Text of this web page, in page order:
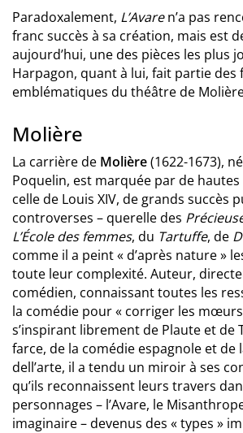
Paradoxalement, L’Avaren’a pas
franc succès à sa création, mais est
aujourd’hui, une des pièces les plus
Harpagon, quant à lui, fait partie des
emblématiques du théâtre de
Molière
La carrière de Molière(1622-1673),
Poquelin, est marquée par de
celle de Louis XIV, de grands succès
controverses – querelle des
L’École des femmes, du Tartuffe, de
comme il a peint « d’après nature »
toute leur complexité. Auteur,
comédien, connaissant toutes les
la comédie pour « corriger les
s’inspirant librement de Plaute et de
farce, de la comédie espagnole et de
dell’arte, il a tendu un miroir à ses
qu’ils reconnaissent leurs travers
personnages – l’Avare, le
imaginaire – devenus des « types »